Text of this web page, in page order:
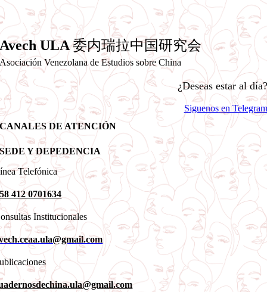
Avech ULA委内瑞拉中国研究会
Asociación Venezolana de Estudios sobre China
¿Deseas estar al día?
Siguenos en Telegram
CANALES DE ATENCIÓN
SEDE Y DEPEDENCIA
Telefónica
412 0701634
Institucionales